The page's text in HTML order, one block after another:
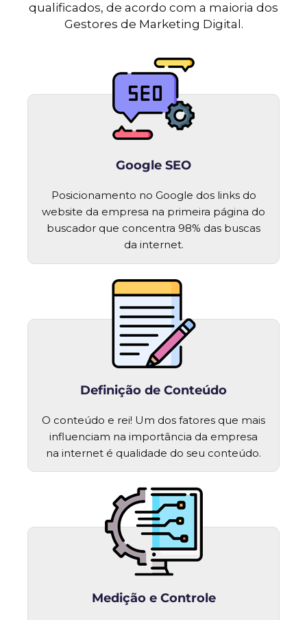
qualificados, de acordo com a maioria dos
Gestores de Marketing Digital.
Google SEO
Posicionamento no Google dos links do
website da empresa na primeira página do
buscador que concentra 98% das buscas
da internet.
Definição de Conteúdo
O conteúdo e rei! Um dos fatores que mais
influenciam na importância da empresa
na internet é qualidade do seu conteúdo.
Medição e Controle